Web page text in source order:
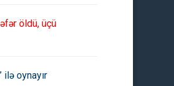
öldü, üçü
ilə oynayır